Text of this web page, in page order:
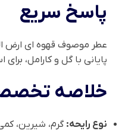
پاسخ سریع
عطر موصوف قهوه ای ارض الزعفران 50 میل یک عطر
پایانی با گل و کارامل،
خلاصه
نوع رایحه:گرم، شیرین،